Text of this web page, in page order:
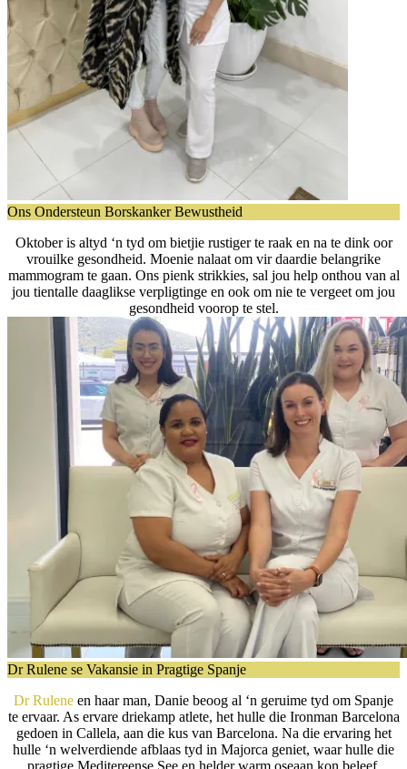
Ons Ondersteun Borskanker Bewustheid
Oktober is altyd ‘n tyd om bietjie rustiger te raak en na te dink oor
vrouilke gesondheid. Moenie nalaat om vir daardie belangrike
mammogram te gaan. Ons pienk strikkies, sal jou help onthou van al
jou tientalle daaglikse verpligtinge en ook om nie te vergeet om jou
gesondheid voorop te stel.
Dr Rulene se Vakansie in Pragtige Spanje
Dr Rulene en haar man, Danie beoog al ‘n geruime tyd om Spanje
te ervaar. As ervare driekamp atlete, het hulle die Ironman Barcelona
gedoen in Callela, aan die kus van Barcelona. Na die ervaring het
hulle ‘n welverdiende afblaas tyd in Majorca geniet, waar hulle die
pragtige Meditereense See en helder warm oseaan kon beleef.